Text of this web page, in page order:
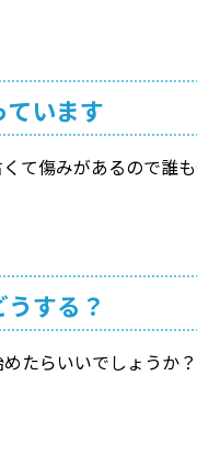
います
て傷みがあるので誰
する？
たらいいでしょうか？